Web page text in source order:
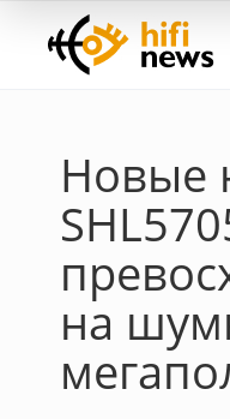
Новые
на